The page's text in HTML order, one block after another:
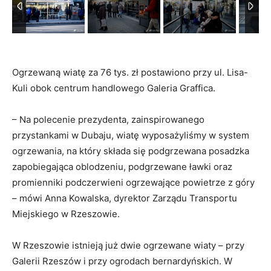
Ogrzewaną wiatę za 76 tys. zł postawiono przy ul. Lisa-
Kuli obok centrum handlowego Galeria Graffica.
– Na polecenie prezydenta, zainspirowanego
przystankami w Dubaju, wiatę wyposażyliśmy w system
ogrzewania, na który składa się podgrzewana posadzka
zapobiegająca oblodzeniu, podgrzewane ławki oraz
promienniki podczerwieni ogrzewające powietrze z góry
– mówi Anna Kowalska, dyrektor Zarządu Transportu
Miejskiego w Rzeszowie.
W Rzeszowie istnieją już dwie ogrzewane wiaty – przy
Galerii Rzeszów i przy ogrodach bernardyńskich. W